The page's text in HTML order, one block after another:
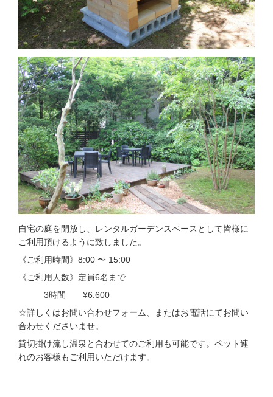
自宅の庭を開放し、レンタルガーデンスペースとして皆様に
ご利用頂けるように致しました。
《ご利用時間》8:00 〜 15:00
《ご利用人数》定員6名まで
3時間 ¥6.600
☆詳しくはお問い合わせフォーム、またはお電話にてお問い
合わせくださいませ。
貸切掛け流し温泉と合わせてのご利用も可能です。ペット連
れのお客様もご利用いただけます。